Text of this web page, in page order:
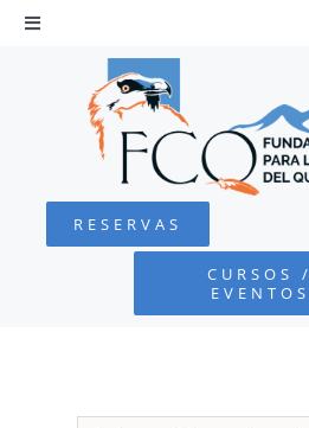
Saltar
Toggle
Navigation
QUEBRANTAHUESOS
FUNDACIÓN
RESERVAS
CURSOS /
EVENTOS